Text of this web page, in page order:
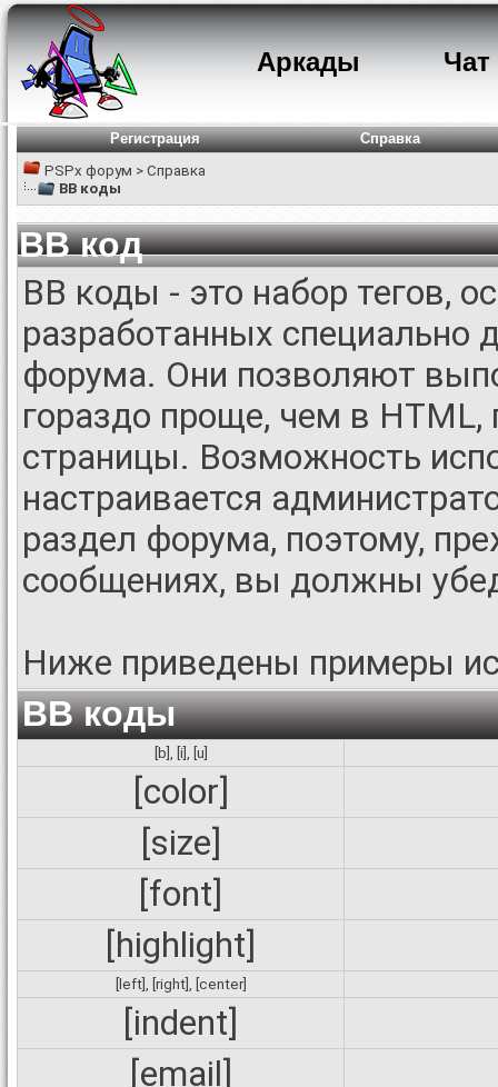
Аркады Чат
Регистрация
Справка
PSPx форум > Справка
BB коды
BB код
BB коды - это набор тегов,
разработанных специально
форума. Они позволяют
гораздо проще, чем в
страницы. Возможность
настраивается
раздел форума, поэтому,
сообщениях, вы должны
Ниже приведены примеры
BB коды
[b] , [i] , [u]
[color]
[size]
[font]
[highlight]
[left] , [right] , [center]
[indent]
[email]